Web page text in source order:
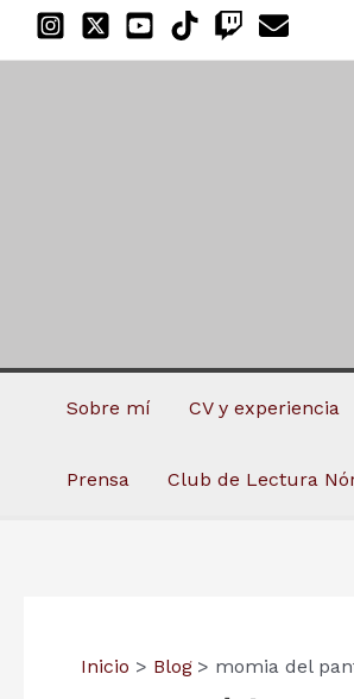
Sobre mí CV y experiencia
Prensa Club de Lectura
Inicio Blog momia del